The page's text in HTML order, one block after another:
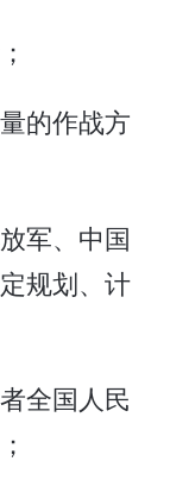
的作战方
军、中国
规划、计
全国人民